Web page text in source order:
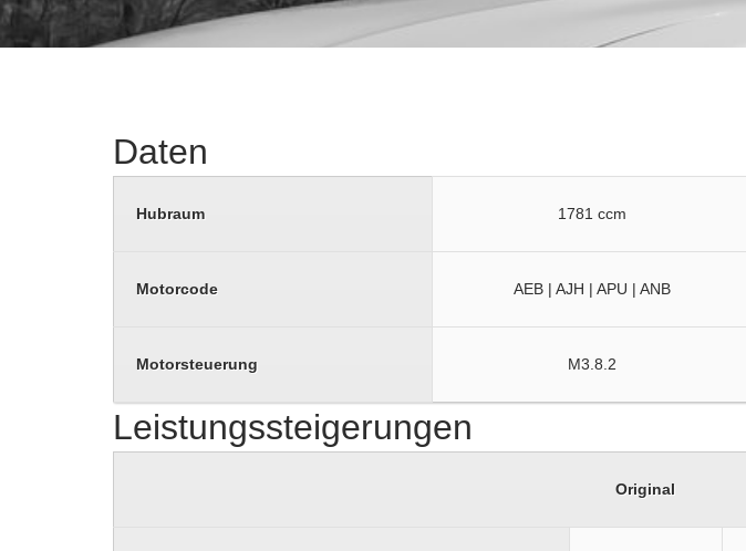
Daten
Hubraum 1781 ccm
Motorcode AEB | AJH | APU | ANB
Motorsteuerung M3.8.2
Leistungssteigerungen
Original